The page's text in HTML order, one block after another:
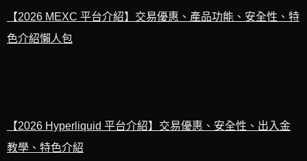
【2026 MEXC 平台介紹】交易優惠、產品功能、安全性、特
色介紹懶人包
【2026 Hyperliquid 平台介紹】交易優惠、安全性、出入金
教學、特色介紹